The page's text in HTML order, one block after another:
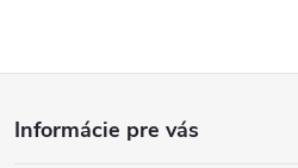
Informácie pre vás